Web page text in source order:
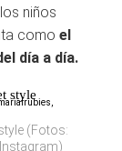
niños
como el
día a día.
style
(Fotos: